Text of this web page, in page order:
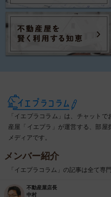
「イエプラコラム」は、チャット
産屋「イエプラ」が運営する、部
メディアです。
メンバー紹介
「イエプラコラム」の記事は全て専
不動産屋店長
中村